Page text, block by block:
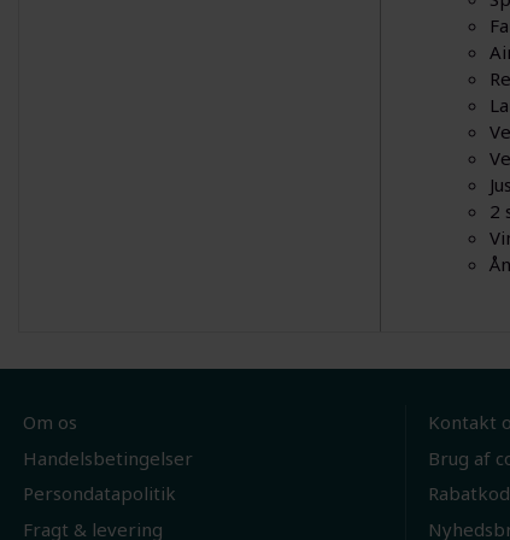
2
Om os
Handelsbetingelser
Persondatapolitik
Fragt & levering
Kontakt
Brug af